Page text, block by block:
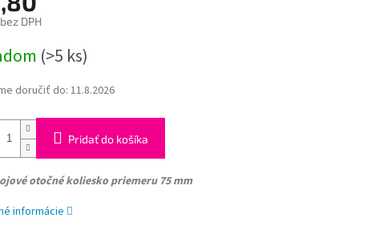
DPH
(>5 ks)
doručiť do: 11.8.2026
Pridať do košíka
otočné kolieskopriemeru 75 mm
informácie